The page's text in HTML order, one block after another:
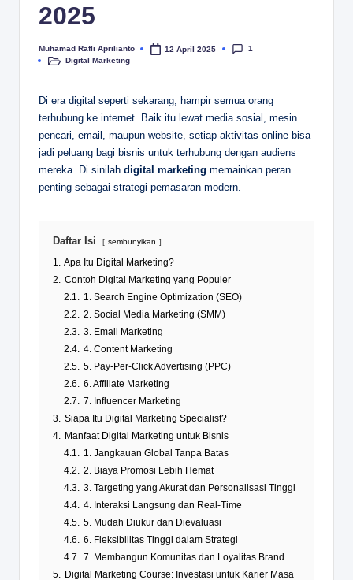
2025
Posted
by
Muhamad Rafli Aprilianto 12 April 2025
1
PostedDigital Marketing
Di era digital seperti sekarang, hampir semua orang
terhubung ke internet. Baik itu lewat media sosial, mesin
pencari, email, maupun website, setiap aktivitas online bisa
jadi peluang bagi bisnis untuk terhubung dengan audiens
mereka. Di sinilah digital marketing memainkan peran
penting sebagai strategi pemasaran modern.
Daftar Isi sembunyikan
1.
Apa Itu Digital Marketing?
2.
Contoh Digital Marketing yang Populer
2.1.
1. Search Engine Optimization (SEO)
2.2.
2. Social Media Marketing (SMM)
2.3.
3. Email Marketing
2.4.
4. Content Marketing
2.5.
5. Pay-Per-Click Advertising (PPC)
2.6.
6. Affiliate Marketing
2.7.
7. Influencer Marketing
3.
Siapa Itu Digital Marketing Specialist?
4.
Manfaat Digital Marketing untuk Bisnis
4.1.
1. Jangkauan Global Tanpa Batas
4.2.
2. Biaya Promosi Lebih Hemat
4.3.
3. Targeting yang Akurat dan Personalisasi Tinggi
4.4.
4. Interaksi Langsung dan Real-Time
4.5.
5. Mudah Diukur dan Dievaluasi
4.6.
6. Fleksibilitas Tinggi dalam Strategi
4.7.
7. Membangun Komunitas dan Loyalitas Brand
5.
Digital Marketing Course: Investasi untuk Karier Masa